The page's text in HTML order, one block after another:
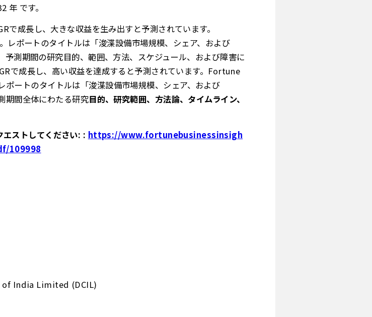
年 です。
で成長し、大きな収益を生み出すと予測されています。
ポートのタイトルは「浚渫設備市場規模、シェア、および
測期間の研究目的、範囲、方法、スケジュール、および障害に
で成長し、高い収益を達成すると予測されています。Fortune
ートのタイトルは「浚渫設備市場規模、シェア、および
期間全体にわたる研究目的、研究範囲、方法論、タイムライン、
ストしてください: : https://www.fortunebusinessinsigh
109998
India Limited (DCIL)